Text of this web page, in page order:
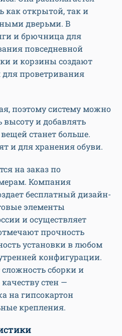
как открытой, так и
дверьми. В
и брючница для
повседневной
и корзины создают
проветривания
поэтому систему можно
высоту и добавлять
станет больше.
и для хранения обуви.
на заказ по
Компания
бесплатный дизайн-
элементы
и осуществляет
прочность
установки в любом
конфигурации.
сборки и
стен —
на гипсокартон
крепления.